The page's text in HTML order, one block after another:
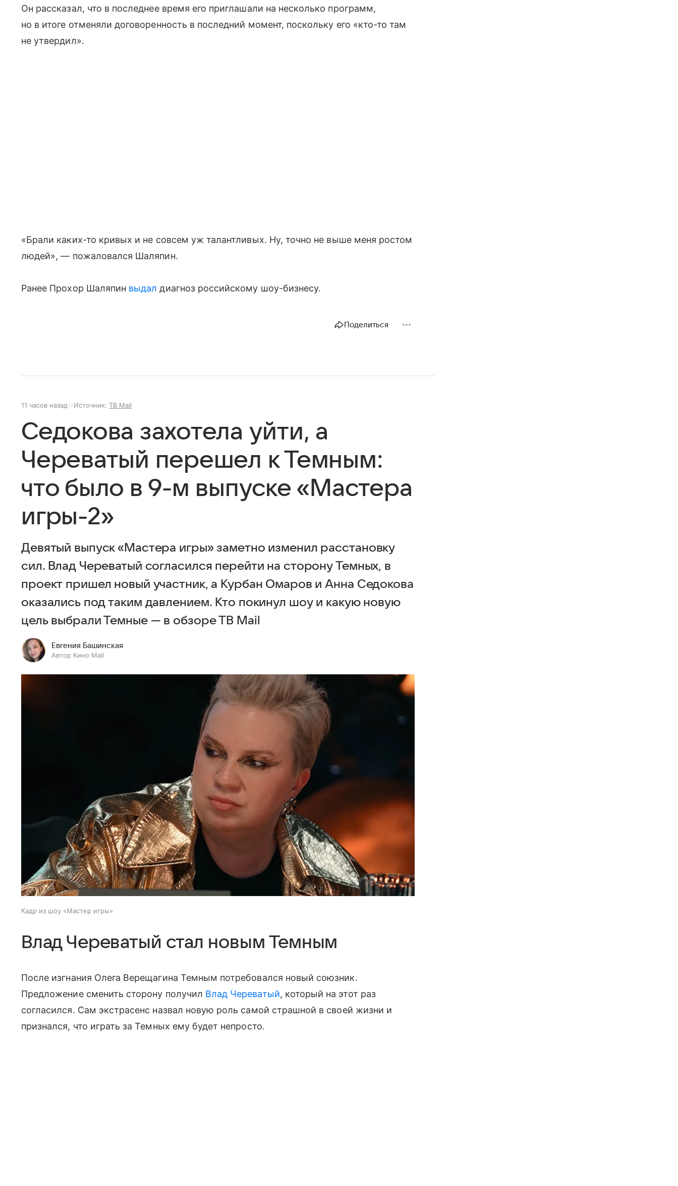
Он рассказал, что в последнее время его приглашали на несколько программ,
но в итоге отменяли договоренность в последний момент, поскольку его «кто-то там
не утвердил».
«Брали каких-то кривых и не совсем уж талантливых. Ну, точно не выше меня ростом
людей», — пожаловался Шаляпин.
Ранее Прохор Шаляпин выдал диагноз российскому шоу-бизнесу.
Поделиться
11 часов назад Источник: ТВ Mail
Седокова захотела уйти, а
Череватый перешел к Темным:
что было в 9-м выпуске «Мастера
игры-2»
Девятый выпуск «Мастера игры» заметно изменил расстановку
сил. Влад Череватый согласился перейти на сторону Темных, в
проект пришел новый участник, а Курбан Омаров и Анна Седокова
оказались под таким давлением. Кто покинул шоу и какую новую
цель выбрали Темные — в обзоре ТВ Mail
Евгения Башинская
Автор Кино Mail
Кадр из шоу «Мастер игры»
Влад Череватый стал новым Темным
После изгнания Олега Верещагина Темным потребовался новый союзник.
Предложение сменить сторону получил Влад Череватый, который на этот раз
согласился. Сам экстрасенс назвал новую роль самой страшной в своей жизни и
признался, что играть за Темных ему будет непросто.